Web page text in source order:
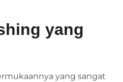
yang
yang sangat